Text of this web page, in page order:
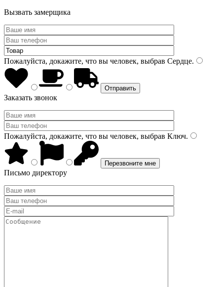
Вызвать замерщика
Пожалуйста, докажите, что вы человек, выбрав Сердце.
Заказать звонок
Пожалуйста, докажите, что вы человек, выбрав Ключ.
Письмо директору